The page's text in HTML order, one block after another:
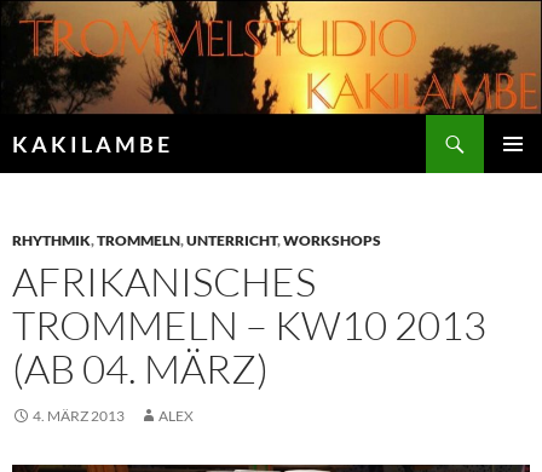
Zum
Inhalt
springen
K A K I L A M B E
RHYTHMIK,TROMMELN,UNTERRICHT,WORKSHOPS
AFRIKANISCHES
TROMMELN – KW10 2013
(AB 04. MÄRZ)
4. MÄRZ 2013 ALEX